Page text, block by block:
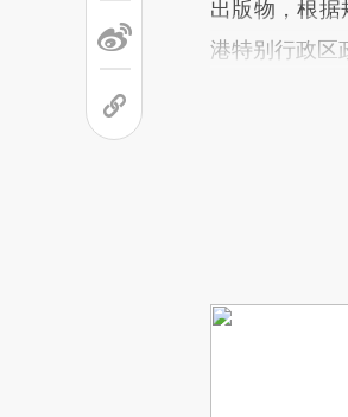
出版物，根
港特别行政区